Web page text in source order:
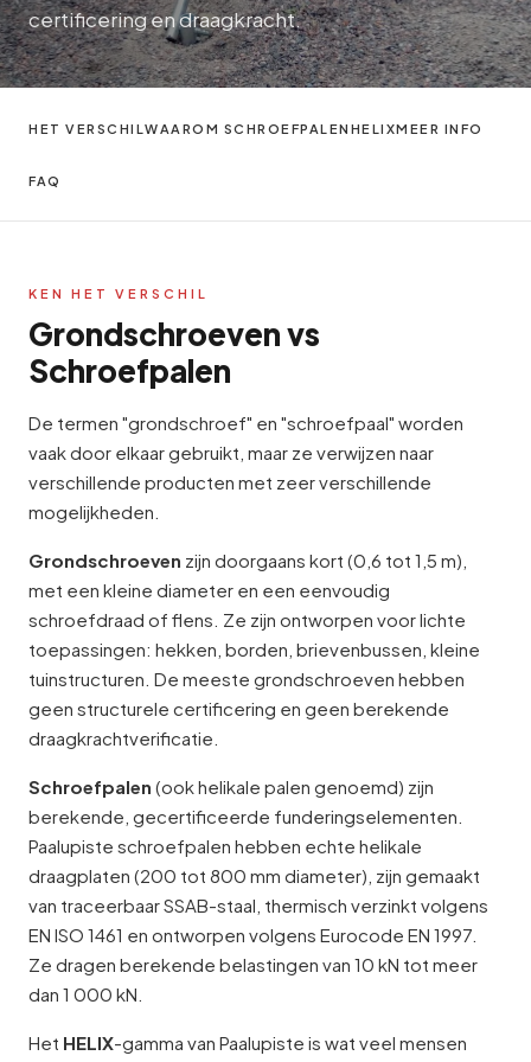
certificering en draagkracht.
HET VERSCHIL WAAROM SCHROEFPALEN HELIXMEER INFO
FAQ
KEN HET VERSCHIL
Grondschroeven vs
Schroefpalen
De termen "grondschroef" en "schroefpaal" worden
vaak door elkaar gebruikt, maar ze verwijzen naar
verschillende producten met zeer verschillende
mogelijkheden.
Grondschroeven zijn doorgaans kort (0,6 tot 1,5 m),
met een kleine diameter en een eenvoudig
schroefdraad of flens. Ze zijn ontworpen voor lichte
toepassingen: hekken, borden, brievenbussen, kleine
tuinstructuren. De meeste grondschroeven hebben
geen structurele certificering en geen berekende
draagkrachtverificatie.
Schroefpalen (ook helikale palen genoemd) zijn
berekende, gecertificeerde funderingselementen.
Paalupiste schroefpalen hebben echte helikale
draagplaten (200 tot 800 mm diameter), zijn gemaakt
van traceerbaar SSAB-staal, thermisch verzinkt volgens
EN ISO 1461 en ontworpen volgens Eurocode EN 1997.
Ze dragen berekende belastingen van 10 kN tot meer
dan 1 000 kN.
Het HELIX-gamma van Paalupiste is wat veel mensen